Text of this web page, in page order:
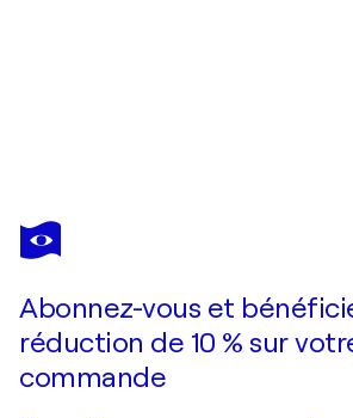
KATHARINA KRETSCHMER
Judith III, Urheberrecht Katharina
Abonnez-vous et
réduction de 10 % sur
commande